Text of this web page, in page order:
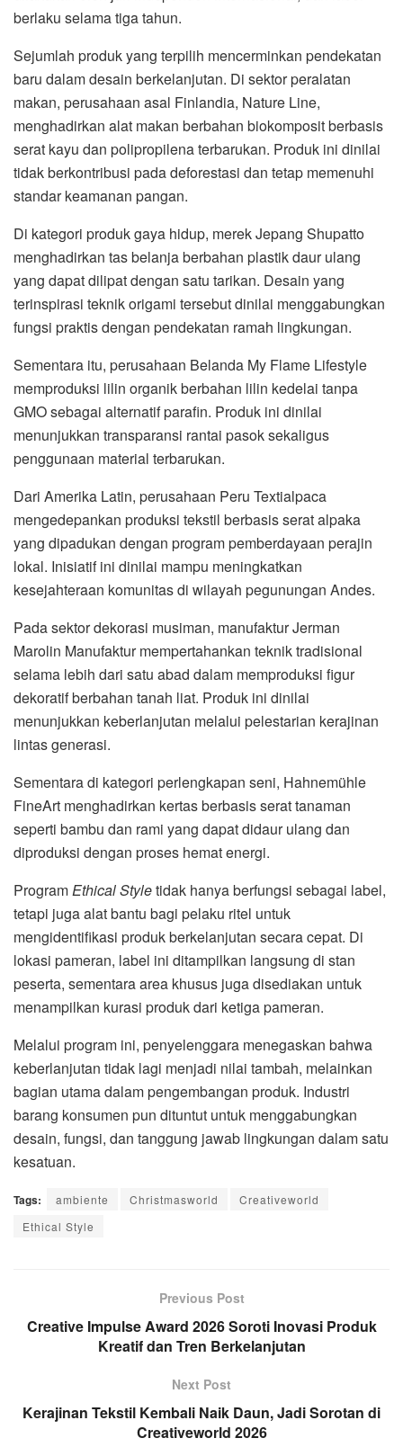
berlaku selama tiga tahun.
Sejumlah produk yang terpilih mencerminkan pendekatan
baru dalam desain berkelanjutan. Di sektor peralatan
makan, perusahaan asal Finlandia, Nature Line,
menghadirkan alat makan berbahan biokomposit berbasis
serat kayu dan polipropilena terbarukan. Produk ini dinilai
tidak berkontribusi pada deforestasi dan tetap memenuhi
standar keamanan pangan.
Di kategori produk gaya hidup, merek Jepang Shupatto
menghadirkan tas belanja berbahan plastik daur ulang
yang dapat dilipat dengan satu tarikan. Desain yang
terinspirasi teknik origami tersebut dinilai menggabungkan
fungsi praktis dengan pendekatan ramah lingkungan.
Sementara itu, perusahaan Belanda My Flame Lifestyle
memproduksi lilin organik berbahan lilin kedelai tanpa
GMO sebagai alternatif parafin. Produk ini dinilai
menunjukkan transparansi rantai pasok sekaligus
penggunaan material terbarukan.
Dari Amerika Latin, perusahaan Peru Textialpaca
mengedepankan produksi tekstil berbasis serat alpaka
yang dipadukan dengan program pemberdayaan perajin
lokal. Inisiatif ini dinilai mampu meningkatkan
kesejahteraan komunitas di wilayah pegunungan Andes.
Pada sektor dekorasi musiman, manufaktur Jerman
Marolin Manufakturmempertahankan teknik tradisional
selama lebih dari satu abad dalam memproduksi figur
dekoratif berbahan tanah liat. Produk ini dinilai
menunjukkan keberlanjutan melalui pelestarian kerajinan
lintas generasi.
Sementara di kategori perlengkapan seni, Hahnemühle
FineArt menghadirkan kertas berbasis serat tanaman
seperti bambu dan rami yang dapat didaur ulang dan
diproduksi dengan proses hemat energi.
ProgramEthical Styletidak hanya berfungsi sebagai label,
tetapi juga alat bantu bagi pelaku ritel untuk
mengidentifikasi produk berkelanjutan secara cepat. Di
lokasi pameran, label ini ditampilkan langsung di stan
peserta, sementara area khusus juga disediakan untuk
menampilkan kurasi produk dari ketiga pameran.
Melalui program ini, penyelenggara menegaskan bahwa
keberlanjutan tidak lagi menjadi nilai tambah, melainkan
bagian utama dalam pengembangan produk. Industri
barang konsumen pun dituntut untuk menggabungkan
desain, fungsi, dan tanggung jawab lingkungan dalam satu
kesatuan.
Tags: ambiente Christmasworld
Creativeworld
Ethical Style
Previous Post
Creative Impulse Award 2026 Soroti Inovasi Produk
Kreatif dan Tren Berkelanjutan
Next Post
Kerajinan Tekstil Kembali Naik Daun, Jadi Sorotan di
Creativeworld 2026